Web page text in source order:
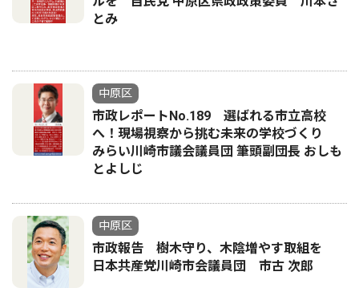
とみ
中原区
市政レポートNo.189 選ばれる市立高校
へ！現場視察から挑む未来の学校づくり
みらい川崎市議会議員団 筆頭副団長 おしも
とよしじ
中原区
市政報告 樹木守り、木陰増やす取組を
日本共産党川崎市会議員団 市古 次郎